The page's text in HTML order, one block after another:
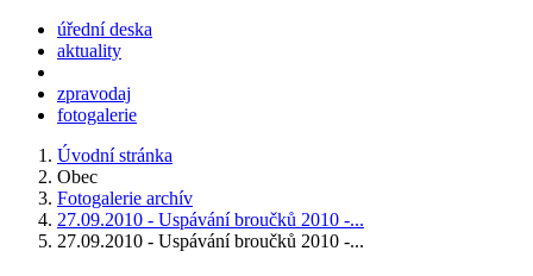
úřední deska
aktuality
zpravodaj
fotogalerie
Úvodní stránka
Obec
Fotogalerie archív
27.09.2010 - Uspávání broučků 2010 -...
27.09.2010 - Uspávání broučků 2010 -...